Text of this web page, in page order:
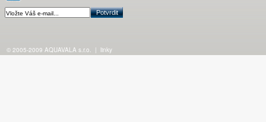
© 2005-2009 AQUAVALA s.r.o. | linky